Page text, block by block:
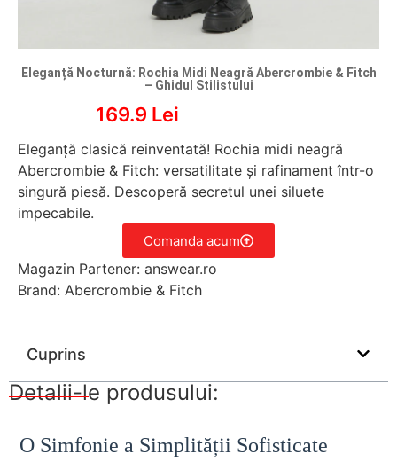
Eleganță Nocturnă: Rochia Midi Neagră Abercrombie & Fitch
– Ghidul Stilistului
169.9 Lei
Eleganță clasică reinventată! Rochia midi neagră
Abercrombie & Fitch: versatilitate și rafinament într-o
singură piesă. Descoperă secretul unei siluete
impecabile.
Comanda acum
Magazin Partener: answear.ro
Brand: Abercrombie & Fitch
Cuprins
Detalii-le produsului:
O Simfonie a Simplității Sofisticate